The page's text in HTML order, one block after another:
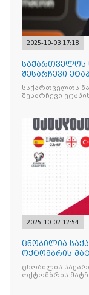
2025-10-03 17:18
საქართველოს
შესარჩევი
საქართველოს
შესარჩევი
2025-10-02 12:54
ცნობილია
ოქტომბრის
ცნობილია
ოქტომბრის